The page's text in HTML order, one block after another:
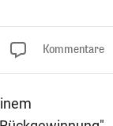
Kommentare